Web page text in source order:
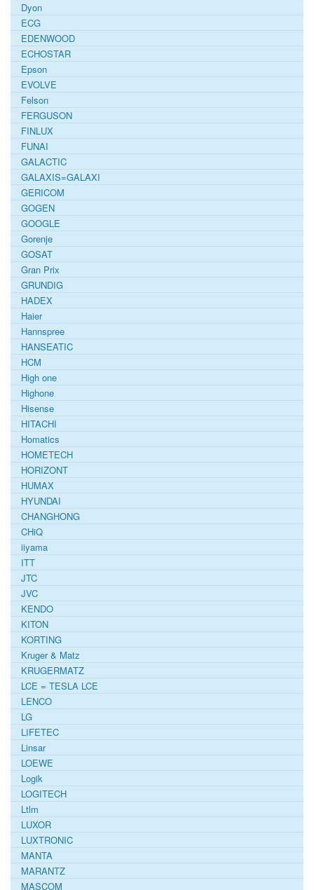
Dyon
ECG
EDENWOOD
ECHOSTAR
Epson
EVOLVE
Felson
FERGUSON
FINLUX
FUNAI
GALACTIC
GALAXIS=GALAXI
GERICOM
GOGEN
GOOGLE
Gorenje
GOSAT
Gran Prix
GRUNDIG
HADEX
Haier
Hannspree
HANSEATIC
HCM
High one
Highone
Hisense
HITACHI
Homatics
HOMETECH
HORIZONT
HUMAX
HYUNDAI
CHANGHONG
CHiQ
iiyama
ITT
JTC
JVC
KENDO
KITON
KORTING
Kruger & Matz
KRUGERMATZ
LCE = TESLA LCE
LENCO
LG
LIFETEC
Linsar
LOEWE
Logik
LOGITECH
Ltlm
LUXOR
LUXTRONIC
MANTA
MARANTZ
MASCOM